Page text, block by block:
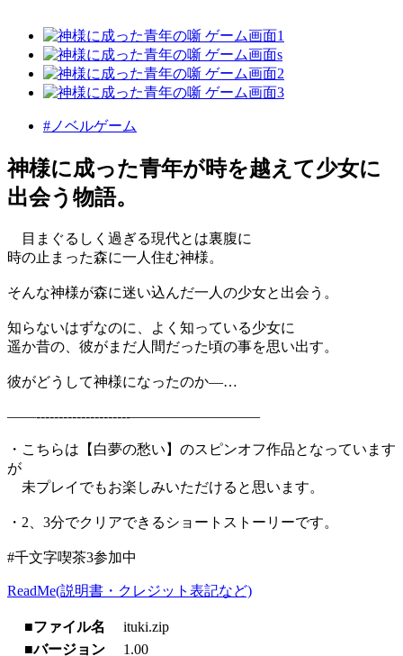
#ノベルゲーム
神様に成った青年が時を越えて少女に
出会う物語。
目まぐるしく過ぎる現代とは裏腹に
時の止まった森に一人住む神様。
そんな神様が森に迷い込んだ一人の少女と出会う。
知らないはずなのに、よく知っている少女に
遥か昔の、彼がまだ人間だった頃の事を思い出す。
彼がどうして神様になったのか―…
――---------------------―――――――――
・こちらは【白夢の愁い】のスピンオフ作品となっています
が
未プレイでもお楽しみいただけると思います。
・2、3分でクリアできるショートストーリーです。
#千文字喫茶3参加中
ReadMe(説明書・クレジット表記など)
■ファイル名
ituki.zip
■バージョン
1.00